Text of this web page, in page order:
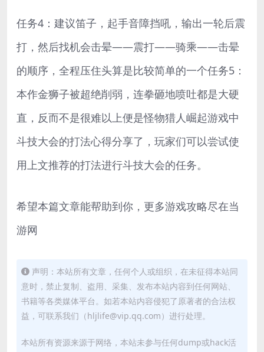
任务4：建议笛子，起手音障挡吼，输出一轮后震
打，然后找机会击晕——震打——骑乘——击晕
的顺序，全程压住头算是比较简单的一个任务5：
本作金狮子被超绝削弱，连拳砸地喷吐都是大硬
直，反而不是很难以上便是怪物猎人崛起游戏中
斗技大会的打法心得分享了，玩家们可以尝试使
用上文推荐的打法进行斗技大会的任务。
希望本篇文章能帮助到你，更多游戏攻略尽在当
游网
声明：本站所有文章，任何个人或组织，在未征得本站同
意时，禁止复制、盗用、采集、发布本站内容到任何网站、
书籍等各类媒体平台。如若本站内容侵犯了原著者的合法权
益，可联系我们（hljlife@vip.qq.com）进行处理。
本站所有资源来源于网络，本站未参与任何dump或hack活